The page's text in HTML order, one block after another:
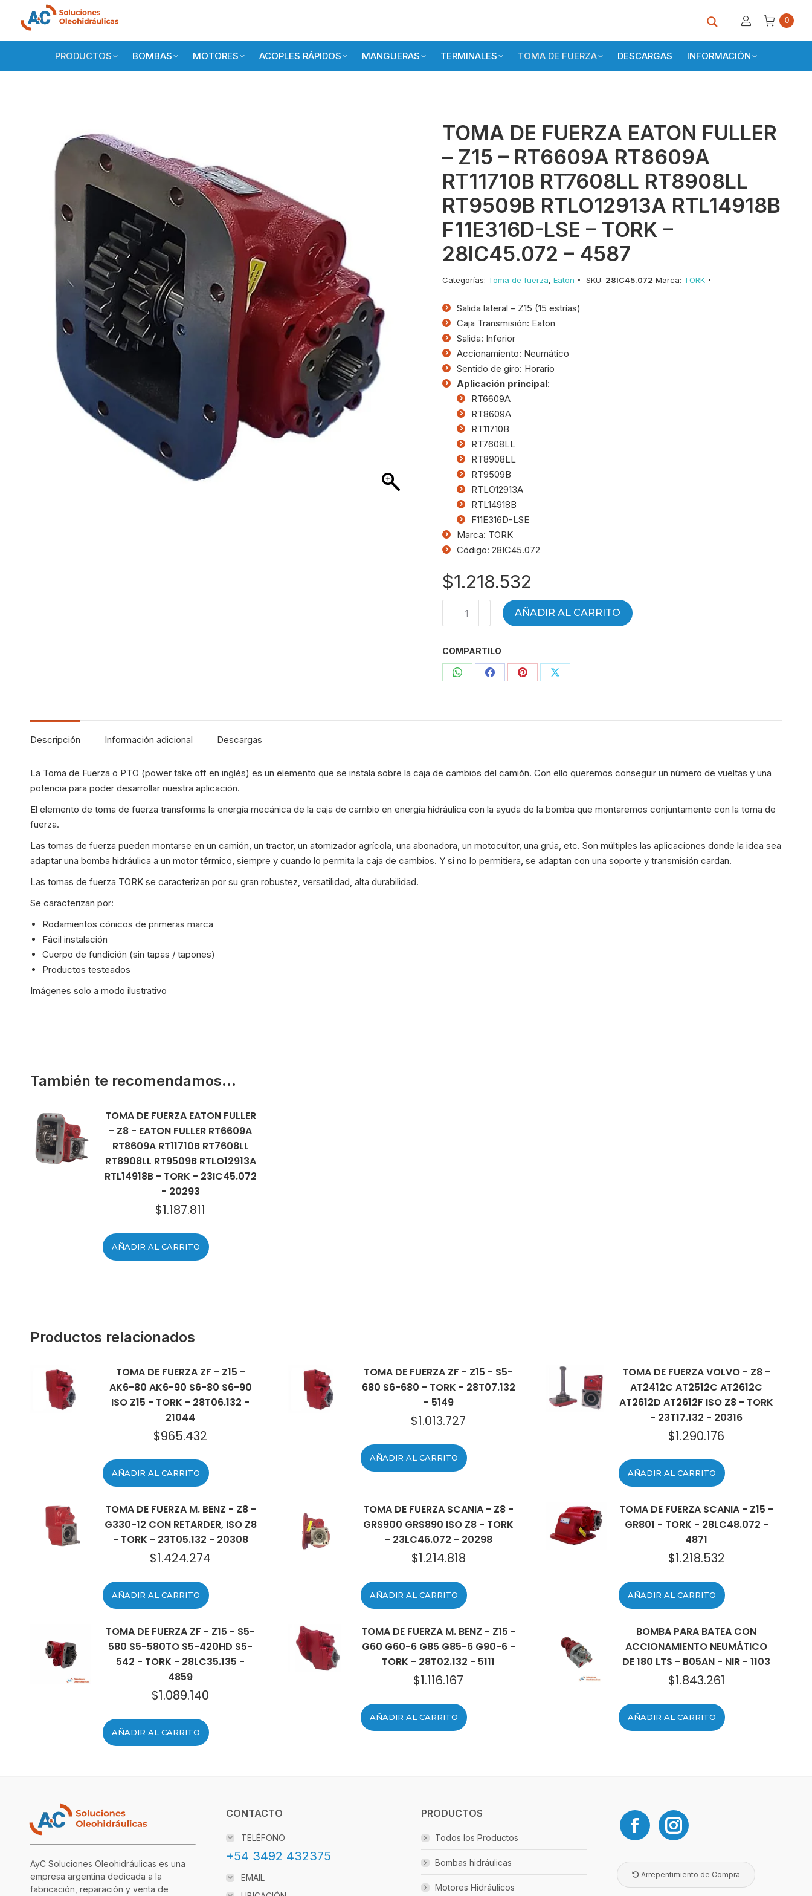
0
PRODUCTOS BOMBAS MOTORES ACOPLES RÁPIDOS MANGUERAS TERMINALES TOMA DE FUERZA DESCARGAS INFORMACIÓN
TOMA DE FUERZA EATON FULLER
– Z15 – RT6609A RT8609A
RT11710B RT7608LL RT8908LL
RT9509B RTLO12913A RTL14918B
F11E316D-LSE – TORK –
28IC45.072 – 4587
Categorías: Toma de fuerza, Eaton SKU: 28IC45.072 Marca: TORK
Salida lateral – Z15 (15 estrías)
Caja Transmisión: Eaton
Salida: Inferior
Accionamiento: Neumático
Sentido de giro: Horario
Aplicación principal:
RT6609A
RT8609A
RT11710B
RT7608LL
RT8908LL
RT9509B
RTLO12913A
RTL14918B
F11E316D-LSE
Marca: TORK
Código: 28IC45.072
$1.218.532
EATON
FULLER
-
RT7608LL
RT9509B
F11E316D-
LSE
AÑADIR AL CARRITO
COMPARTILO
CompartirCompartirCompartirCompartir
Descripción Información adicional Descargas
La Toma de Fuerza o PTO (power take off en inglés) es un elemento que se instala sobre la caja de cambios del camión. Con ello queremos conseguir un número de vueltas y una
potencia para poder desarrollar nuestra aplicación.
El elemento de toma de fuerza transforma la energía mecánica de la caja de cambio en energía hidráulica con la ayuda de la bomba que montaremos conjuntamente con la toma de
fuerza.
Las tomas de fuerza pueden montarse en un camión, un tractor, un atomizador agrícola, una abonadora, un motocultor, una grúa, etc. Son múltiples las aplicaciones donde la idea sea
adaptar una bomba hidráulica a un motor térmico, siempre y cuando lo permita la caja de cambios. Y si no lo permitiera, se adaptan con una soporte y transmisión cardan.
Las tomas de fuerza TORK se caracterizan por su gran robustez, versatilidad, alta durabilidad.
Se caracterizan por:
Rodamientos cónicos de primeras marca
Fácil instalación
Cuerpo de fundición (sin tapas / tapones)
Productos testeados
Imágenes solo a modo ilustrativo
También te recomendamos…
TOMA DE FUERZA EATON FULLER
- Z8 - EATON FULLER RT6609A
RT8609A RT11710B RT7608LL
RT8908LL RT9509B RTLO12913A
RTL14918B - TORK - 23IC45.072
- 20293
$1.187.811
AÑADIR AL CARRITO
Productos relacionados
TOMA DE FUERZA ZF - Z15 -
AK6-80 AK6-90 S6-80 S6-90
ISO Z15 - TORK - 28T06.132 -
21044
$965.432
AÑADIR AL CARRITO
TOMA DE FUERZA ZF - Z15 - S5-
680 S6-680 - TORK - 28T07.132
- 5149
$1.013.727
AÑADIR AL CARRITO
TOMA DE FUERZA VOLVO - Z8 -
AT2412C AT2512C AT2612C
AT2612D AT2612F ISO Z8 - TORK
- 23T17.132 - 20316
$1.290.176
AÑADIR AL CARRITO
TOMA DE FUERZA M. BENZ - Z8 -
G330-12 CON RETARDER, ISO Z8
- TORK - 23T05.132 - 20308
$1.424.274
AÑADIR AL CARRITO
TOMA DE FUERZA SCANIA - Z8 -
GRS900 GRS890 ISO Z8 - TORK
- 23LC46.072 - 20298
$1.214.818
AÑADIR AL CARRITO
TOMA DE FUERZA SCANIA - Z15 -
GR801 - TORK - 28LC48.072 -
4871
$1.218.532
AÑADIR AL CARRITO
TOMA DE FUERZA ZF - Z15 - S5-
580 S5-580TO S5-420HD S5-
542 - TORK - 28LC35.135 -
4859
$1.089.140
AÑADIR AL CARRITO
TOMA DE FUERZA M. BENZ - Z15 -
G60 G60-6 G85 G85-6 G90-6 -
TORK - 28T02.132 - 5111
$1.116.167
AÑADIR AL CARRITO
BOMBA PARA BATEA CON
ACCIONAMIENTO NEUMÁTICO
DE 180 LTS - B05AN - NIR - 1103
$1.843.261
AÑADIR AL CARRITO
AyC Soluciones Oleohidráulicas es una
empresa argentina dedicada a la
fabricación, reparación y venta de
CONTACTO
TELÉFONO
+54 3492 432375
EMAIL
PRODUCTOS
Todos los Productos
Bombas hidráulicas
Motores Hidráulicos
Arrepentimiento de Compra